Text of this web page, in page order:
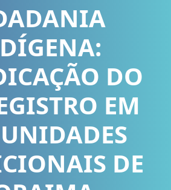
DO
EM
DE